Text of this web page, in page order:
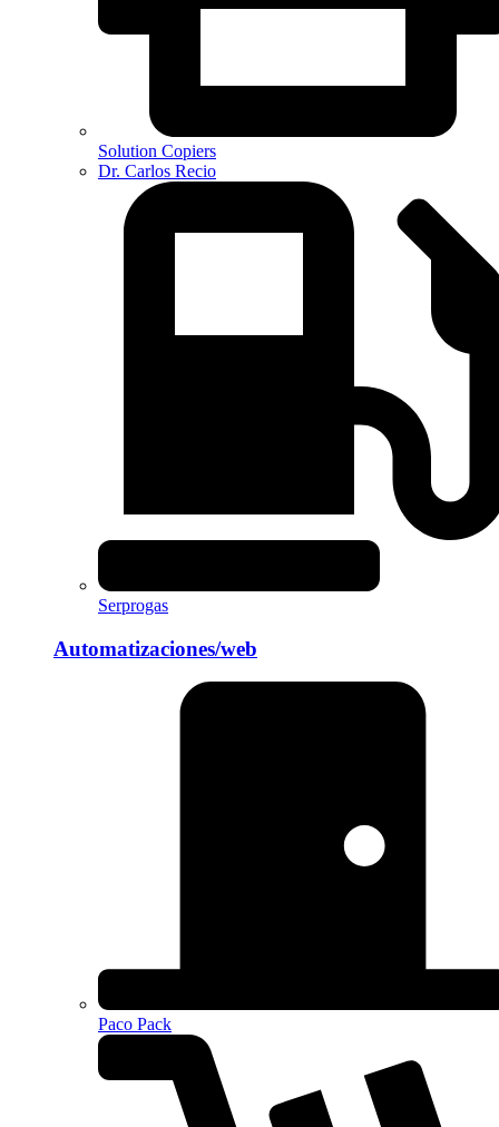
Solution Copiers
Dr. Carlos Recio
Serprogas
Automatizaciones/web
Paco Pack